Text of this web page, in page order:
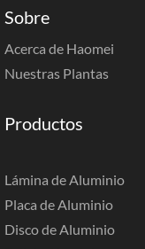
Sobre
Acerca de Haomei
Nuestras Plantas
Productos
Lámina de Aluminio
Placa de Aluminio
Disco de Aluminio